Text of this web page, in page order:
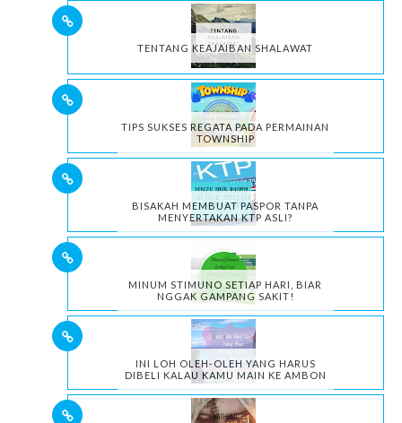
TENTANG KEAJAIBAN SHALAWAT
TIPS SUKSES REGATA PADA PERMAINAN
TOWNSHIP
BISAKAH MEMBUAT PASPOR TANPA
MENYERTAKAN KTP ASLI?
MINUM STIMUNO SETIAP HARI, BIAR
NGGAK GAMPANG SAKIT!
INI LOH OLEH-OLEH YANG HARUS
DIBELI KALAU KAMU MAIN KE AMBON